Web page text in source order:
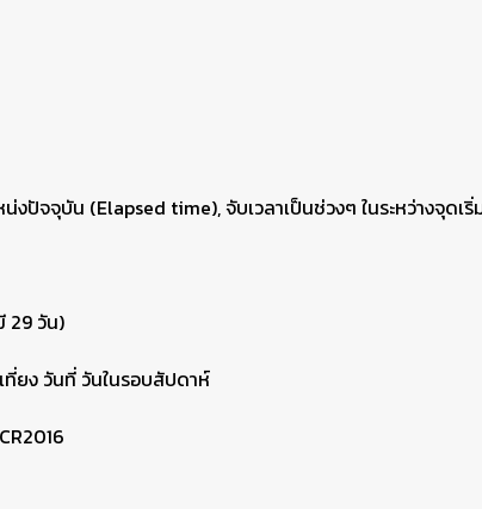
งปัจจุบัน (Elapsed time), จับเวลาเป็นช่วงๆ ในระหว่างจุด
29 วัน)
ที่ยง วันที่ วันในรอบสัปดาห์